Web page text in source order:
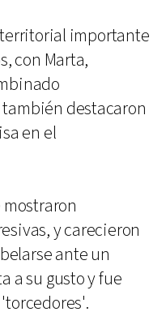
importante
con Marta,
destacaron
en el
mostraron
y carecieron
ante un
a su gusto y fue